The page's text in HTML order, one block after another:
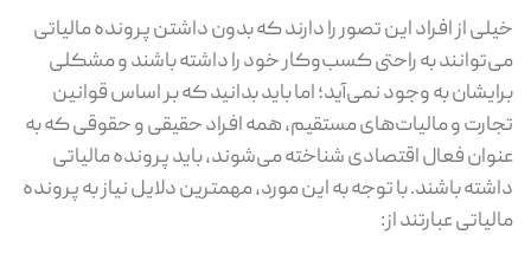
خیلی از افراد این تصور را دارند که بدون داشتن پرونده مالیاتی
می‌توانند به راحتی کسب‌وکار خود را داشته باشند و مشکلی
برایشان به وجود نمی‌آید؛ اما باید بدانید که بر اساس قوانین
تجارت و مالیات‌های مستقیم، همه افراد حقیقی و حقوقی که به
عنوان فعال اقتصادی شناخته می‌شوند، باید پرونده مالیاتی
داشته باشند. با توجه به این مورد، مهم‎ترین دلایل نیاز به پرونده
مالیاتی عبارتند از: